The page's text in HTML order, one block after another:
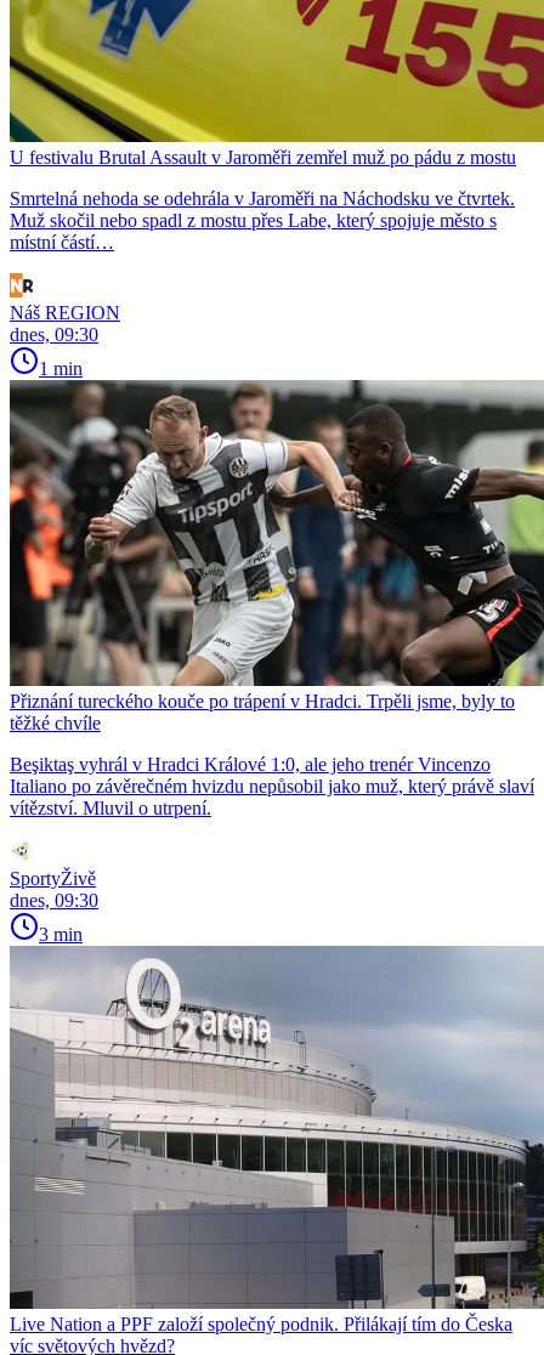
U festivalu Brutal Assault v Jaroměři zemřel muž po pádu z mostu
Smrtelná nehoda se odehrála v Jaroměři na Náchodsku ve čtvrtek.
Muž skočil nebo spadl z mostu přes Labe, který spojuje město s
místní částí…
Náš REGION
dnes, 09:30
1 min
Přiznání tureckého kouče po trápení v Hradci. Trpěli jsme, byly to
těžké chvíle
Beşiktaş vyhrál v Hradci Králové 1:0, ale jeho trenér Vincenzo
Italiano po závěrečném hvizdu nepůsobil jako muž, který právě slaví
vítězství. Mluvil o utrpení.
SportyŽivě
dnes, 09:30
3 min
Live Nation a PPF založí společný podnik. Přilákají tím do Česka
víc světových hvězd?